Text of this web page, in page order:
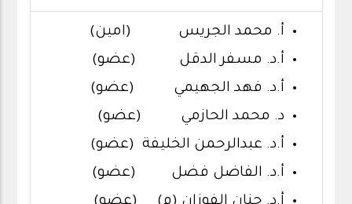
أ. محمد الجريس (امين)
أ.د. مسفر الدقل (عضو)
أ.د. فهد الجهيمي (عضو)
د. محمد الحازمي (عضو)
أ.د. عبدالرحمن الخليفة (عضو)
أ.د. الفاضل فضل (عضو)